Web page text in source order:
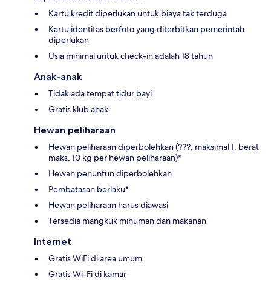
Kartu kredit diperlukan untuk biaya tak terduga
Kartu identitas berfoto yang diterbitkan pemerintah
diperlukan
Usia minimal untuk check-in adalah 18 tahun
Anak-anak
Tidak ada tempat tidur bayi
Gratis klub anak
Hewan peliharaan
Hewan peliharaan diperbolehkan (???, maksimal 1, berat
maks. 10 kg per hewan peliharaan)*
Hewan penuntun diperbolehkan
Pembatasan berlaku*
Hewan peliharaan harus diawasi
Tersedia mangkuk minuman dan makanan
Internet
Gratis WiFi di area umum
Gratis Wi-Fi di kamar